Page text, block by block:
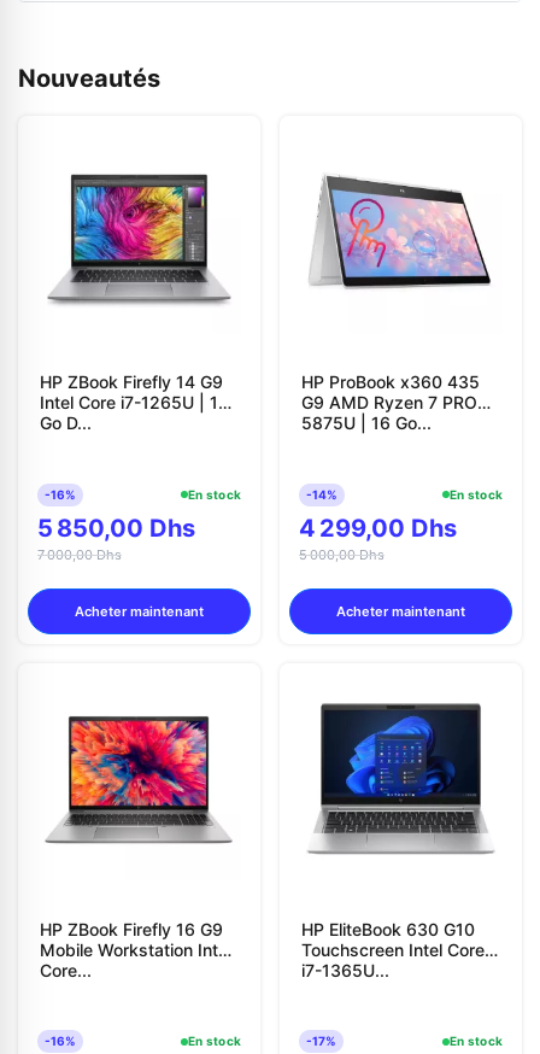
Nouveautés
HP ZBook Firefly 14 G9
Intel Core i7-1265U | 16
Go D...
-16% En stock
5 850,00 Dhs
7 000,00 Dhs
Acheter maintenant
HP ProBook x360 435
G9 AMD Ryzen 7 PRO
5875U | 16 Go...
-14% En stock
4 299,00 Dhs
5 000,00 Dhs
Acheter maintenant
HP ZBook Firefly 16 G9
Mobile Workstation Intel
Core...
-16% En stock
HP EliteBook 630 G10
Touchscreen Intel Core
i7-1365U...
-17% En stock